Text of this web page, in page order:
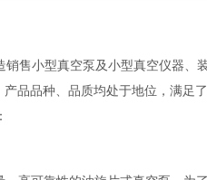
销售小型真空泵及小型真空仪器
品品种、品质均处于地位，满足